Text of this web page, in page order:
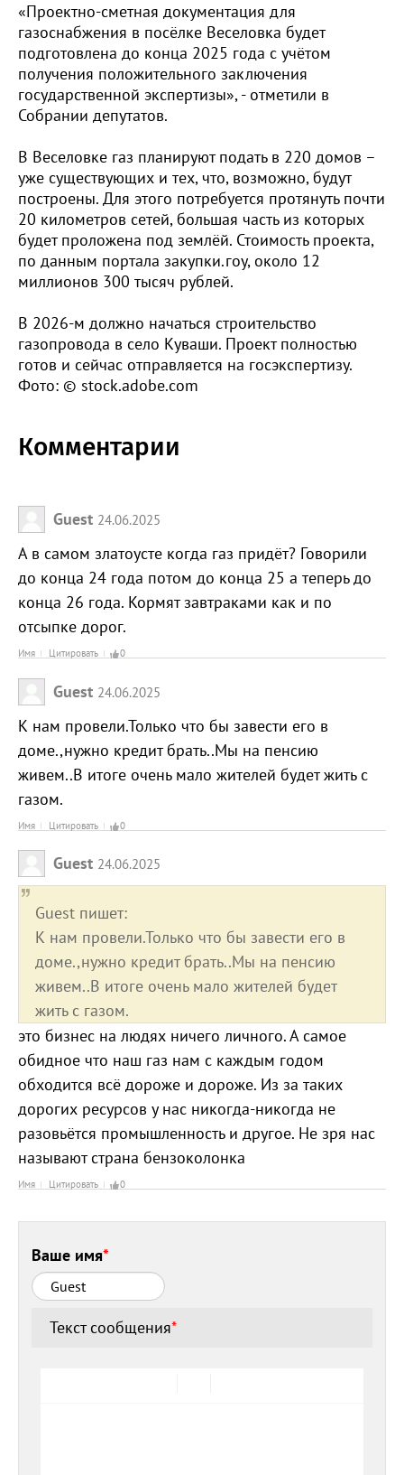
«Проектно-сметная документация для
газоснабжения в посёлке Веселовка будет
подготовлена до конца 2025 года с учётом
получения положительного заключения
государственной экспертизы», - отметили в
Собрании депутатов.
В Веселовке газ планируют подать в 220 домов –
уже существующих и тех, что, возможно, будут
построены. Для этого потребуется протянуть почти
20 километров сетей, большая часть из которых
будет проложена под землёй. Стоимость проекта,
по данным портала закупки.гоу, около 12
миллионов 300 тысяч рублей.
В 2026-м должно начаться строительство
газопровода в село Куваши. Проект полностью
готов и сейчас отправляется на госэкспертизу.
Фото: © stock.adobe.com
Комментарии
Guest 24.06.2025
А в самом златоусте когда газ придёт? Говорили
до конца 24 года потом до конца 25 а теперь до
конца 26 года. Кормят завтраками как и по
отсыпке дорог.
Имя Цитировать 0
Guest 24.06.2025
К нам провели.Только что бы завести его в
доме.,нужно кредит брать..Мы на пенсию
живем..В итоге очень мало жителей будет жить с
газом.
Имя Цитировать 0
Guest 24.06.2025
Guest пишет:
К нам провели.Только что бы завести его в
доме.,нужно кредит брать..Мы на пенсию
живем..В итоге очень мало жителей будет
жить с газом.
это бизнес на людях ничего личного. А самое
обидное что наш газ нам с каждым годом
обходится всё дороже и дороже. Из за таких
дорогих ресурсов у нас никогда-никогда не
разовьётся промышленность и другое. Не зря нас
называют страна бензоколонка
Имя Цитировать 0
Ваше имя*
Текст сообщения*